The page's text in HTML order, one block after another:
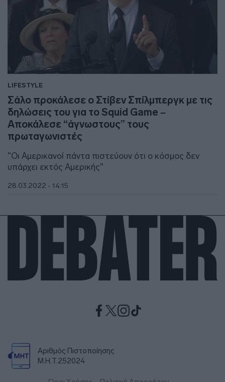
LIFESTYLE
Σάλο προκάλεσε ο Στίβεν Σπίλμπεργκ με τις
δηλώσεις του για το Squid Game –
Αποκάλεσε “άγνωστους” τους
πρωταγωνιστές
"Οι Αμερικανοί πάντα πιστεύουν ότι ο κόσμος δεν
υπάρχει εκτός Αμερικής"
28.03.2022 - 14:15
Αριθμός Πιστοποίησης
Μ.Η.Τ.252024